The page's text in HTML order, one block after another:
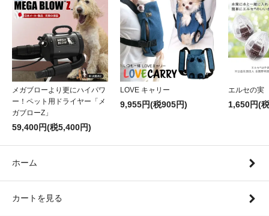
メガブローより更にハイパワ
ー！ペット用ドライヤー「メ
ガブローZ」
59,400円(税5,400円)
LOVE キャリー
9,955円(税905円)
エルセの実
1,650円(
ホーム
カートを見る